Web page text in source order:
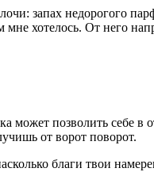
запах недорогого
хотелось. От него
позволить себе в
от ворот поворот.
благи твои